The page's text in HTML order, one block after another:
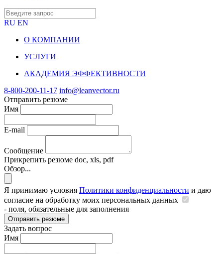
RU EN
О КОМПАНИИ
УСЛУГИ
АКАДЕМИЯ ЭФФЕКТИВНОСТИ
8-800-200-11-17 info@leanvector.ru
Отправить резюме
Имя
E-mail
Сообщение
Прикрепить резюме doc, xls, pdf
Обзор...
Я принимаю условия Политики конфиденциальности и даю
согласие на обработку моих персональных данных
- поля, обязательные для заполнения
Отправить резюме
Задать вопрос
Имя